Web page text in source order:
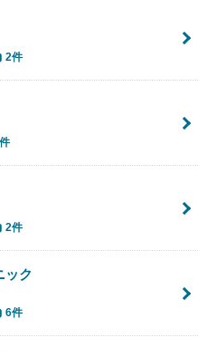
2件
2件
ック
6件